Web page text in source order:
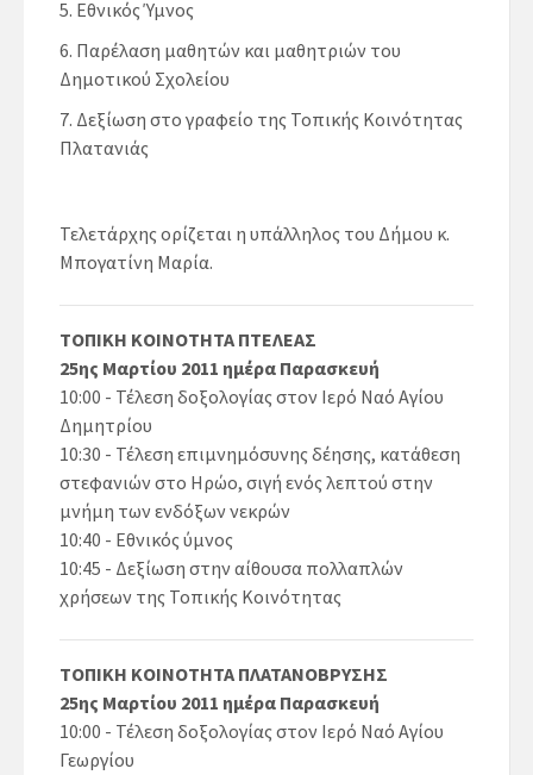
Εθνικός Ύμνος
Παρέλαση μαθητών και μαθητριών του
Δημοτικού Σχολείου
Δεξίωση στο γραφείο της Τοπικής Κοινότητας
Πλατανιάς
Τελετάρχης ορίζεται η υπάλληλος του Δήμου κ.
Μπογατίνη Μαρία.
ΤΟΠΙΚΗ ΚΟΙΝΟΤΗΤΑ ΠΤΕΛΕΑΣ
25ης Μαρτίου 2011 ημέρα Παρασκευή
10:00 - Τέλεση δοξολογίας στον Ιερό Ναό Αγίου
Δημητρίου
10:30 - Τέλεση επιμνημόσυνης δέησης, κατάθεση
στεφανιών στο Ηρώο, σιγή ενός λεπτού στην
μνήμη των ενδόξων νεκρών
10:40 - Εθνικός ύμνος
10:45 - Δεξίωση στην αίθουσα πολλαπλών
χρήσεων της Τοπικής Κοινότητας
ΤΟΠΙΚΗ ΚΟΙΝΟΤΗΤΑ ΠΛΑΤΑΝΟΒΡΥΣΗΣ
25ης Μαρτίου 2011 ημέρα Παρασκευή
10:00 - Τέλεση δοξολογίας στον Ιερό Ναό Αγίου
Γεωργίου